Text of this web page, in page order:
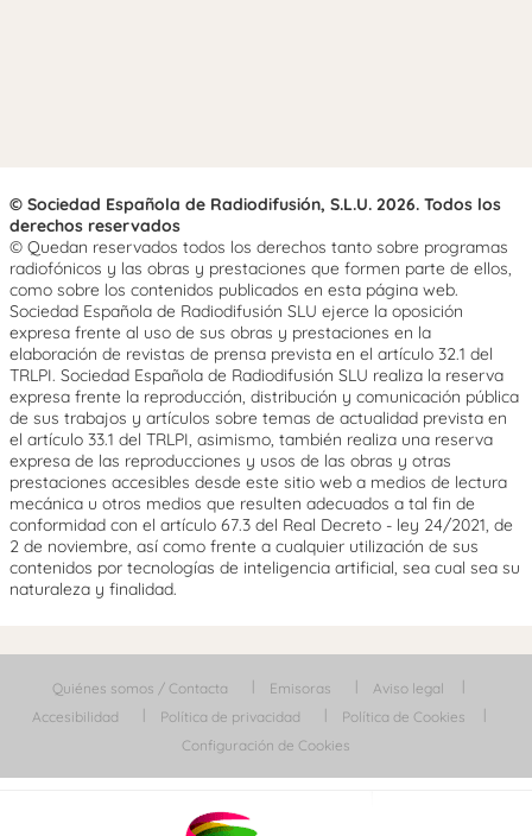
© Sociedad Española de Radiodifusión, S.L.U. 2026. Todos los
derechos reservados
© Quedan reservados todos los derechos tanto sobre programas
radiofónicos y las obras y prestaciones que formen parte de ellos,
como sobre los contenidos publicados en esta página web.
Sociedad Española de Radiodifusión SLU ejerce la oposición
expresa frente al uso de sus obras y prestaciones en la
elaboración de revistas de prensa prevista en el artículo 32.1 del
TRLPI. Sociedad Española de Radiodifusión SLU realiza la reserva
expresa frente la reproducción, distribución y comunicación pública
de sus trabajos y artículos sobre temas de actualidad prevista en
el artículo 33.1 del TRLPI, asimismo, también realiza una reserva
expresa de las reproducciones y usos de las obras y otras
prestaciones accesibles desde este sitio web a medios de lectura
mecánica u otros medios que resulten adecuados a tal fin de
conformidad con el artículo 67.3 del Real Decreto - ley 24/2021, de
2 de noviembre, así como frente a cualquier utilización de sus
contenidos por tecnologías de inteligencia artificial, sea cual sea su
naturaleza y finalidad.
Quiénes somos / Contacta Emisoras
Aviso legal
Accesibilidad
Política de privacidad
Política de Cookies
Configuración de Cookies